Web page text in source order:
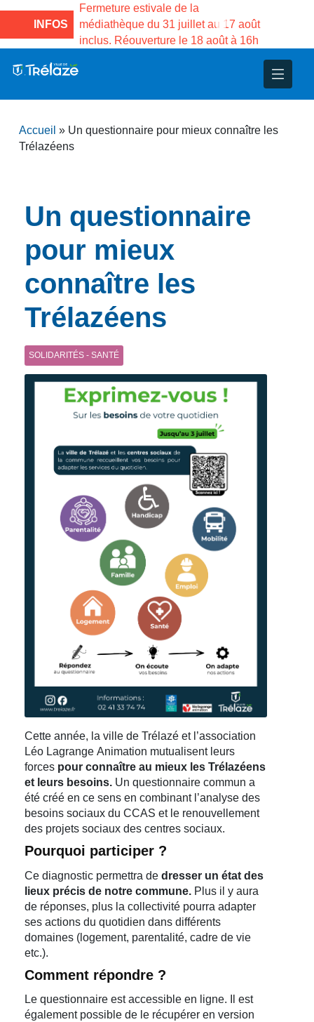
INFOS
des
Gama du
Fermeture estivale de la
médiathèque du 31 juillet au 17 août
inclus. Réouverture le 18 août à 16h
Services
3 au 21 août
et d’animations
Projets
– Jumelage
Accueil » Un questionnaire pour mieux connaître les
Trélazéens
Un questionnaire
pour mieux
connaître les
Trélazéens
SOLIDARITÉS - SANTÉ
Cette année, la ville de Trélazé et l’association
Léo Lagrange Animation mutualisent leurs
forces pour connaître au mieux les Trélazéens
et leurs besoins. Un questionnaire commun a
été créé en ce sens en combinant l’analyse des
besoins sociaux du CCAS et le renouvellement
des projets sociaux des centres sociaux.
Pourquoi participer ?
Ce diagnostic permettra de dresser un état des
lieux précis de notre commune. Plus il y aura
de réponses, plus la collectivité pourra adapter
ses actions du quotidien dans différents
domaines (logement, parentalité, cadre de vie
etc.).
Comment répondre ?
Le questionnaire est accessible en ligne. Il est
également possible de le récupérer en version